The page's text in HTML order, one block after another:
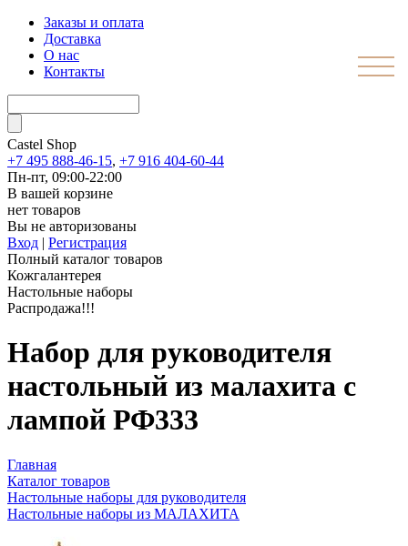
Заказы и оплата
Доставка
О нас
Контакты
Castel Shop
+7 495 888-46-15, +7 916 404-60-44
Пн-пт, 09:00-22:00
В вашей корзине
нет товаров
Вы не авторизованы
Вход | Регистрация
Полный каталог товаров
Кожгалантерея
Настольные наборы
Распродажа!!!
Набор для руководителя
настольный из малахита с
лампой РФ333
Главная
Каталог товаров
Настольные наборы для руководителя
Настольные наборы из МАЛАХИТА